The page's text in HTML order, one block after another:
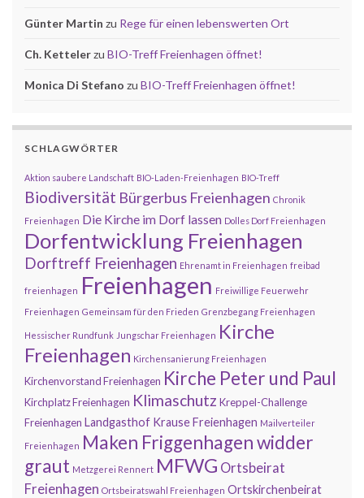
Günter Martin zu Rege für einen lebenswerten Ort
Ch. Kettelerzu BIO-Treff Freienhagen öffnet!
Monica Di Stefano zu BIO-Treff Freienhagen öffnet!
SCHLAGWÖRTER
Aktion saubere Landschaft BIO-Laden-Freienhagen BIO-Treff
Biodiversität Bürgerbus Freienhagen Chronik
Freienhagen Die Kirche im Dorf lassen Dolles Dorf Freienhagen
Dorfentwicklung Freienhagen
Dorftreff Freienhagen Ehrenamt in Freienhagen freibad
freienhagen Freienhagen Freiwillige Feuerwehr
Freienhagen Gemeinsam für den Frieden Grenzbegang Freienhagen
Hessischer Rundfunk Jungschar Freienhagen Kirche
Freienhagen Kirchensanierung Freienhagen
Kirchenvorstand Freienhagen Kirche Peter und Paul
Kirchplatz Freienhagen Klimaschutz Kreppel-Challenge
Freienhagen Landgasthof Krause Freienhagen Mailverteiler
Freienhagen Maken Friggenhagen widder
graut Metzgerei Rennert MFWG Ortsbeirat
Freienhagen Ortsbeiratswahl Freienhagen Ortskirchenbeirat